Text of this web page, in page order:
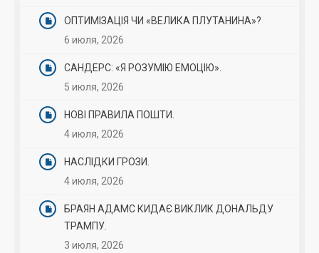
ОПТИМІЗАЦІЯ ЧИ «ВЕЛИКА ПЛУТАНИНА»?
6 июля, 2026
САНДЕРС: «Я РОЗУМІЮ ЕМОЦІЮ».
5 июля, 2026
НОВІ ПРАВИЛА ПОШТИ.
4 июля, 2026
НАСЛІДКИ ГРОЗИ.
4 июля, 2026
БРАЯН АДАМС КИДАЄ ВИКЛИК ДОНАЛЬДУ
ТРАМПУ.
3 июля, 2026